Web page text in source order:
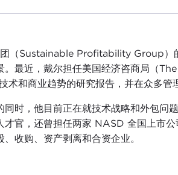
（Sustainable Profitability Group）
。最近，戴尔担任美国经济咨商局（
和商业趋势的研究报告，并在众多管
时，他目前正在就技术战略和外包问
官，还曾担任两家 NASD 全国上市
收购、资产剥离和合资企业。